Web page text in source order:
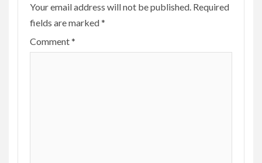
Your email address will not be published. Required
fields are marked*
Comment*